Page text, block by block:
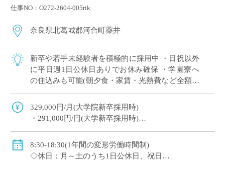
仕事NO：O272-2604-005rik
奈良県北葛城郡河合町薬井
新卒や若手未経験者を積極的に採用中 ・日祝以外
に平日週1日公休日ありでお休み確保 ・学園寮へ
の住込みも可能(朝夕食・家賃・光熱費など全額学
活的な自立を全面的にバックアップ ・ […]
329,000円/月(大学院新卒採用時)
・291,000円/円(大学新卒採用時)
◇手当：各種有
・通勤手当：上限50,000円)
・住居手当：賃貸の場合は上限27,000円)
8:30-18:30(1年間の変形労働時間制)
◇休日：月～土のうち1日公休日、祝日